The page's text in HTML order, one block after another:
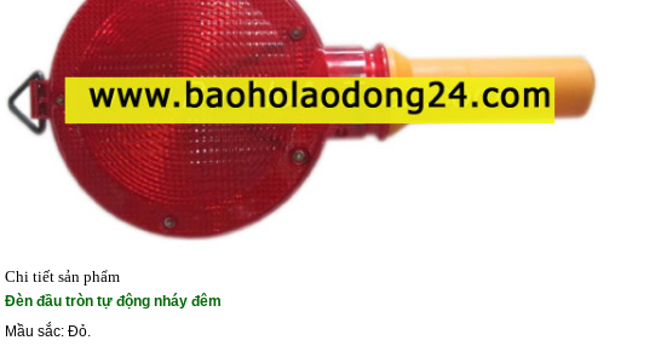
Chi tiết sản phẩm
Đèn đầu tròn tự động nháy đêm
Mầu sắc: Đỏ.